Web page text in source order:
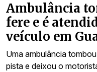
Ambulância
fere e é
veículo em
Uma ambulância
pista e deixou o